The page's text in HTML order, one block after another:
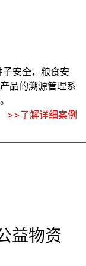
安全，粮食安
品的溯源管理系
>>了解详细案例
益物资